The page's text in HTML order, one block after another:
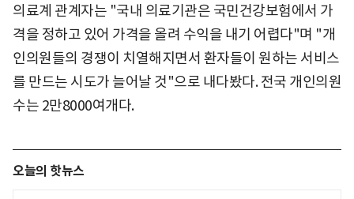
의료계 관계자는 "국내 의료기관은 국민건강보험에서 가
격을 정하고 있어 가격을 올려 수익을 내기 어렵다"며 "개
인의원들의 경쟁이 치열해지면서 환자들이 원하는 서비스
를 만드는 시도가 늘어날 것"으로 내다봤다. 전국 개인의원
수는 2만8000여개다.
오늘의 핫뉴스